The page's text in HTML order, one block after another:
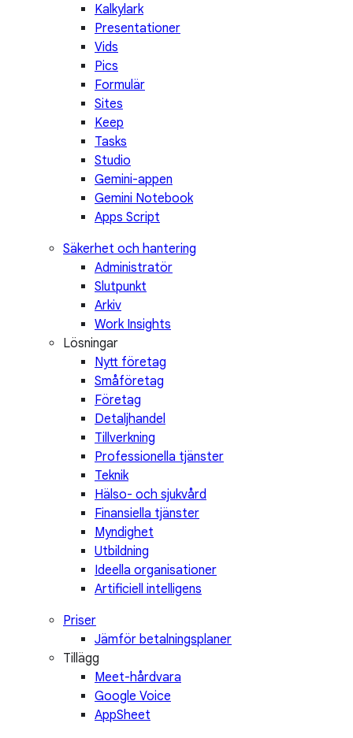
Kalkylark
Presentationer
Vids
Pics
Formulär
Sites
Keep
Tasks
Studio
Gemini-appen
Gemini Notebook
Apps Script
Säkerhet och hantering
Administratör
Slutpunkt
Arkiv
Work Insights
Lösningar
Nytt företag
Småföretag
Företag
Detaljhandel
Tillverkning
Professionella tjänster
Teknik
Hälso- och sjukvård
Finansiella tjänster
Myndighet
Utbildning
Ideella organisationer
Artificiell intelligens
Priser
Jämför betalningsplaner
Tillägg
Meet-hårdvara
Google Voice
AppSheet